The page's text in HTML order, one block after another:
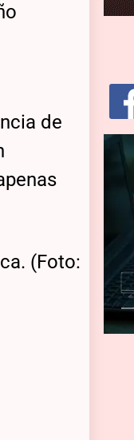
de